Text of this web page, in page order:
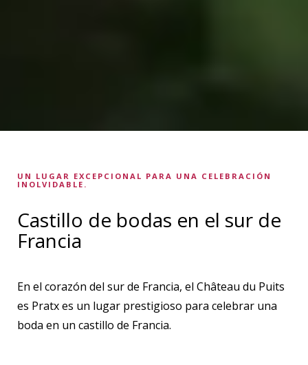
UN LUGAR EXCEPCIONAL PARA UNA CELEBRACIÓN
INOLVIDABLE.
Castillo de bodas en el sur de
Francia
En el corazón del sur de Francia, el Château du Puits
es Pratx es un lugar prestigioso para celebrar una
boda en un castillo de Francia.